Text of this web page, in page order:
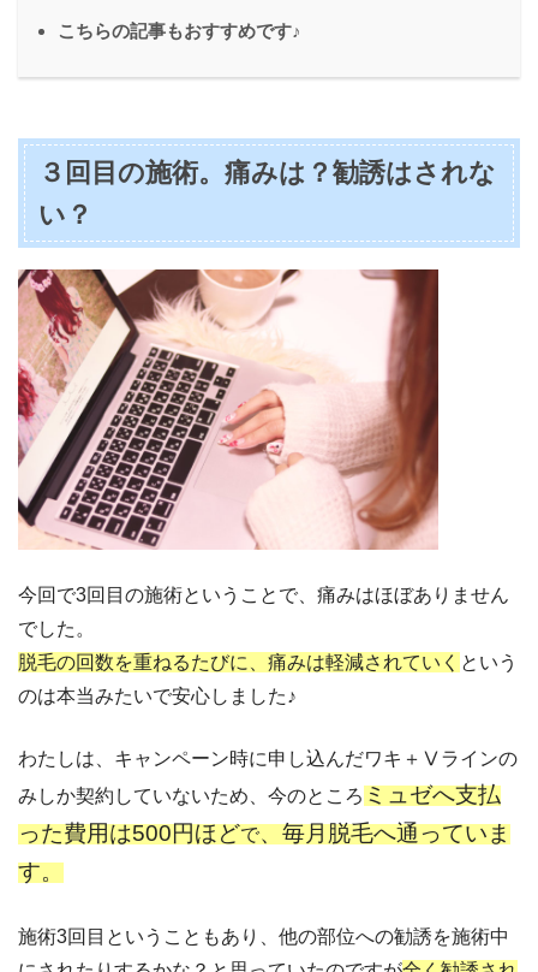
こちらの記事もおすすめです♪
３回目の施術。痛みは？勧誘はされな
い？
今回で3回目の施術ということで、痛みはほぼありません
でした。
脱毛の回数を重ねるたびに、痛みは軽減されていく という
のは本当みたいで安心しました♪
わたしは、キャンペーン時に申し込んだワキ＋Ⅴラインの
みしか契約していないため、今のところミュゼへ支払
った費用は500円ほどで、毎月脱毛へ通っていま
す。
施術3回目ということもあり、他の部位への勧誘を施術中